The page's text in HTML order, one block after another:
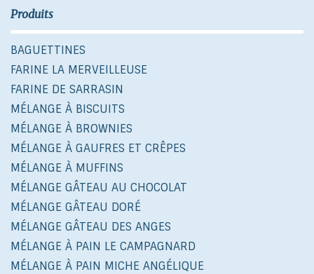
Produits
BAGUETTINES
FARINE LA MERVEILLEUSE
FARINE DE SARRASIN
MÉLANGE À BISCUITS
MÉLANGE À BROWNIES
MÉLANGE À GAUFRES ET CRÊPES
MÉLANGE À MUFFINS
MÉLANGE GÂTEAU AU CHOCOLAT
MÉLANGE GÂTEAU DORÉ
MÉLANGE GÂTEAU DES ANGES
MÉLANGE À PAIN LE CAMPAGNARD
MÉLANGE À PAIN MICHE ANGÉLIQUE